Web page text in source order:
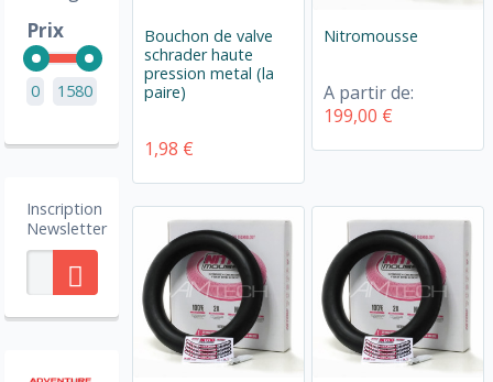
Bouchon de valve
schrader haute
pression metal (la
paire)
1,98 €
Nitromousse
A partir de:
199,00 €
Prix
0 1580
Inscription
Newsletter